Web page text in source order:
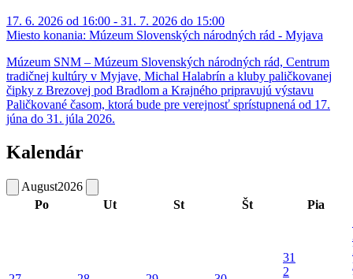
17. 6. 2026 od 16:00 - 31. 7. 2026 do 15:00
Miesto konania: Múzeum Slovenských národných rád - Myjava
Múzeum SNM – Múzeum Slovenských národných rád, Centrum
tradičnej kultúry v Myjave, Michal Halabrín a kluby paličkovanej
čipky z Brezovej pod Bradlom a Krajného pripravujú výstavu
Paličkované časom, ktorá bude pre verejnosť sprístupnená od 17.
júna do 31. júla 2026.
Kalendár
August2026
Po
Ut St Št Pia
31
2